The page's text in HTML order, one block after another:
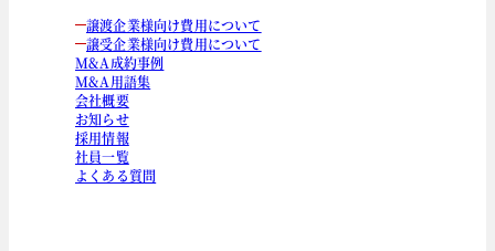
譲渡企業様向け費用について
譲受企業様向け費用について
M&A成約事例
M&A用語集
会社概要
お知らせ
採用情報
社員一覧
よくある質問